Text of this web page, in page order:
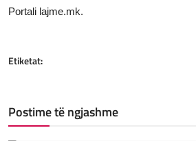
Portali lajme.mk.
Etiketat:
Postime të ngjashme